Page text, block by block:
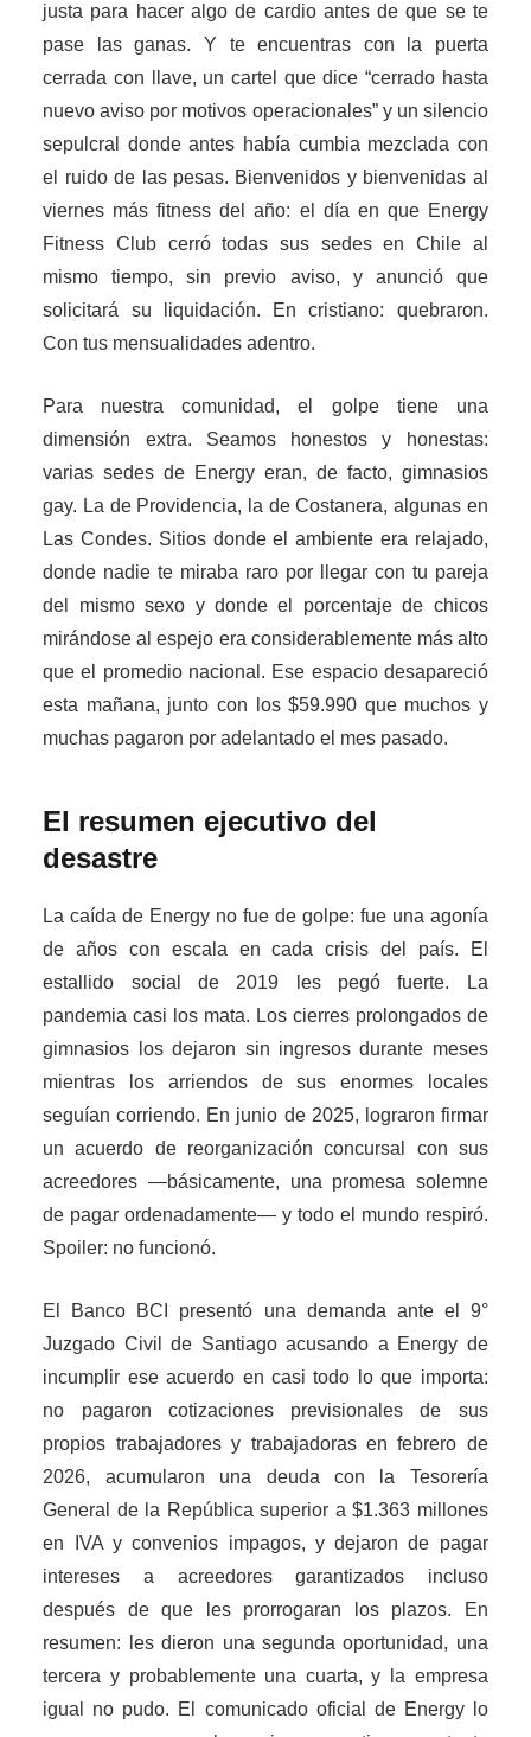
justa para hacer algo de cardio antes de que se te
pase las ganas. Y te encuentras con la puerta
cerrada con llave, un cartel que dice “cerrado hasta
nuevo aviso por motivos operacionales” y un silencio
sepulcral donde antes había cumbia mezclada con
el ruido de las pesas. Bienvenidos y bienvenidas al
viernes más fitness del año: el día en que Energy
Fitness Club cerró todas sus sedes en Chile al
mismo tiempo, sin previo aviso, y anunció que
solicitará su liquidación. En cristiano: quebraron.
Con tus mensualidades adentro.
Para nuestra comunidad, el golpe tiene una
dimensión extra. Seamos honestos y honestas:
varias sedes de Energy eran, de facto, gimnasios
gay. La de Providencia, la de Costanera, algunas en
Las Condes. Sitios donde el ambiente era relajado,
donde nadie te miraba raro por llegar con tu pareja
del mismo sexo y donde el porcentaje de chicos
mirándose al espejo era considerablemente más alto
que el promedio nacional. Ese espacio desapareció
esta mañana, junto con los $59.990 que muchos y
muchas pagaron por adelantado el mes pasado.
El resumen ejecutivo del
desastre
La caída de Energy no fue de golpe: fue una agonía
de años con escala en cada crisis del país. El
estallido social de 2019 les pegó fuerte. La
pandemia casi los mata. Los cierres prolongados de
gimnasios los dejaron sin ingresos durante meses
mientras los arriendos de sus enormes locales
seguían corriendo. En junio de 2025, lograron firmar
un acuerdo de reorganización concursal con sus
acreedores —básicamente, una promesa solemne
de pagar ordenadamente— y todo el mundo respiró.
Spoiler: no funcionó.
El Banco BCI presentó una demanda ante el 9°
Juzgado Civil de Santiago acusando a Energy de
incumplir ese acuerdo en casi todo lo que importa:
no pagaron cotizaciones previsionales de sus
propios trabajadores y trabajadoras en febrero de
2026, acumularon una deuda con la Tesorería
General de la República superior a $1.363 millones
en IVA y convenios impagos, y dejaron de pagar
intereses a acreedores garantizados incluso
después de que les prorrogaran los plazos. En
resumen: les dieron una segunda oportunidad, una
tercera y probablemente una cuarta, y la empresa
igual no pudo. El comunicado oficial de Energy lo